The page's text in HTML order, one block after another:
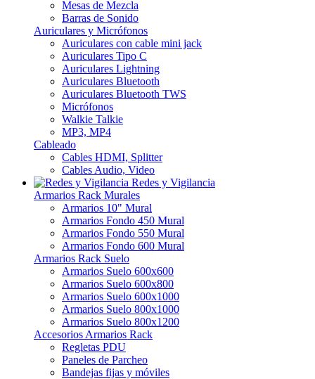
Mesas de Mezcla
Barras de Sonido
Auriculares y Micrófonos
Auriculares con cable mini jack
Auriculares Tipo C
Auriculares Lightning
Auriculares Bluetooth
Auriculares Bluetooth TWS
Micrófonos
Walkie Talkie
MP3, MP4
Cableado
Cables HDMI, Splitter
Cables Audio, Video
Redes y Vigilancia
Armarios Rack Murales
Armarios 10" Mural
Armarios Fondo 450 Mural
Armarios Fondo 550 Mural
Armarios Fondo 600 Mural
Armarios Rack Suelo
Armarios Suelo 600x600
Armarios Suelo 600x800
Armarios Suelo 600x1000
Armarios Suelo 800x1000
Armarios Suelo 800x1200
Accesorios Armarios Rack
Regletas PDU
Paneles de Parcheo
Bandejas fijas y móviles